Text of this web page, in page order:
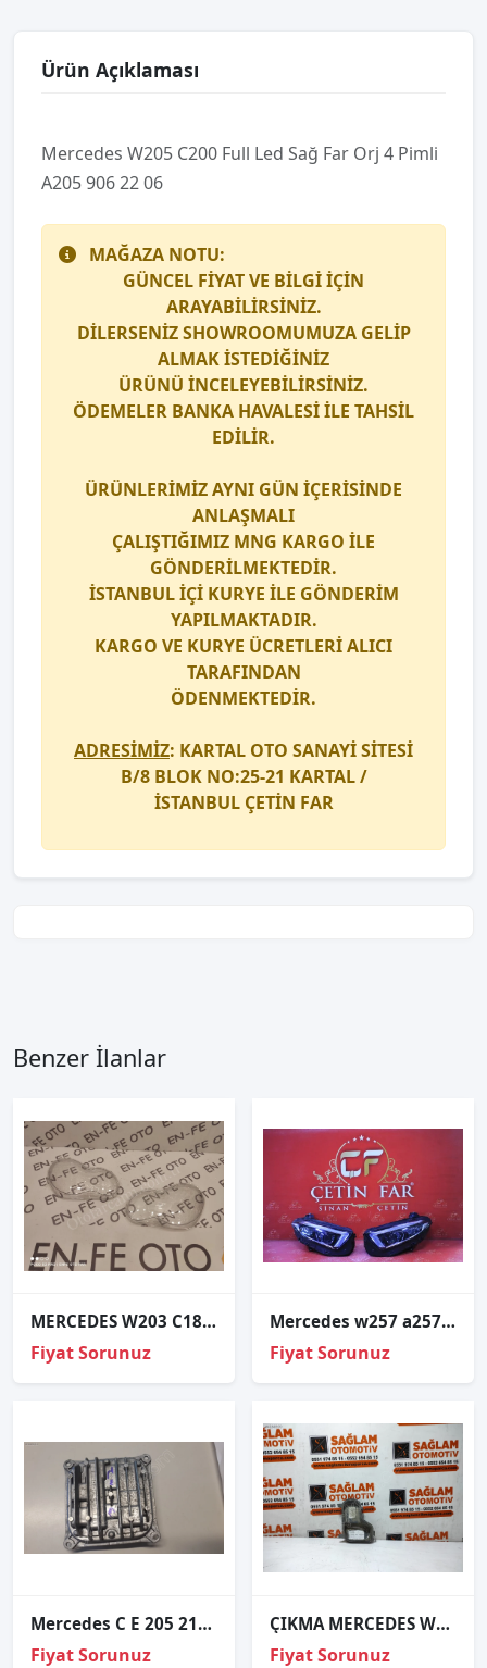
Ürün Açıklaması
Mercedes W205 C200 Full Led Sağ Far Orj 4 Pi̇mli̇
A205 906 22 06
MAĞAZA NOTU:
GÜNCEL FİYAT VE BİLGİ İÇİN
ARAYABİLİRSİNİZ.
DİLERSENİZ SHOWROOMUMUZA GELİP
ALMAK İSTEDİĞİNİZ
ÜRÜNÜ İNCELEYEBİLİRSİNİZ.
ÖDEMELER BANKA HAVALESİ İLE TAHSİL
EDİLİR.
ÜRÜNLERİMİZ AYNI GÜN İÇERİSİNDE
ANLAŞMALI
ÇALIŞTIĞIMIZ MNG KARGO İLE
GÖNDERİLMEKTEDİR.
İSTANBUL İÇİ KURYE İLE GÖNDERİM
YAPILMAKTADIR.
KARGO VE KURYE ÜCRETLERİ ALICI
TARAFINDAN
ÖDENMEKTEDİR.
ADRESİMİZ: KARTAL OTO SANAYİ SİTESİ
B/8 BLOK NO:25-21 KARTAL /
İSTANBUL ÇETİN FAR
Benzer İlanlar
MERCEDES W203 C180 C200 SOL FAR CAMI SIFIR 2004 2005 2006
Fiyat Sorunuz
Mercedes w257 a257 cls multi̇beam led sağ sol far orj çıkma 2020-2025
Fiyat Sorunuz
Mercedes C E 205 212 222 BEYİN FAR A2228700789
Fiyat Sorunuz
ÇIKMA MERCEDES W639 VİTO-VİANO FAR KAPAĞI OEM; 246701-00
Fiyat Sorunuz